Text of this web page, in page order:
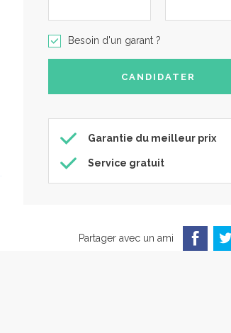
Besoin d'un garant ?
Garantie du meilleur prix
Service gratuit
Partager avec un ami